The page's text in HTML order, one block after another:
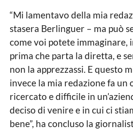
W
e
b
I
n
f
o
“Mi lamentavo della mia
stasera Berlinguer – ma può
come voi potete immaginare,
prima che parta la diretta, e
non la apprezzassi. E questo
invece la mia redazione fa un
ricercato e difficile in
deciso di venire e in cui ci
bene”, ha concluso la